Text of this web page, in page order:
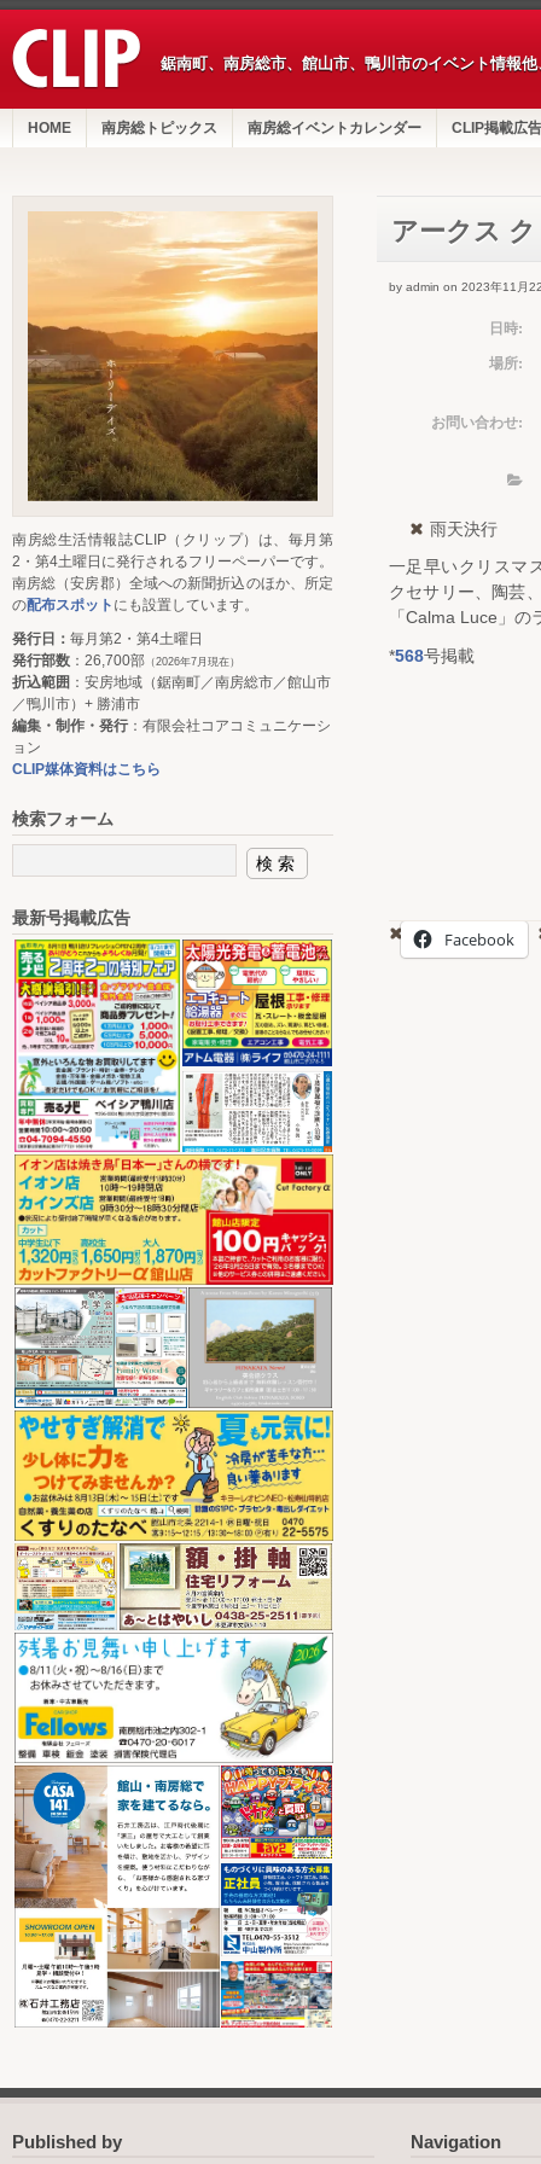
鋸南町、南房総市、館山市、鴨川市のイベント情報
HOME 南房総トピックス 南房総イベントカレンダー CLIP掲載広告
アークス
by admin on 2023年11月
日時:
場所:
お問い合わせ:
雨天決行
一足早いクリスマ
クセサリー、陶芸
「Calma Luce」
*568号掲載
Facebook
南房総生活情報誌CLIP（クリップ）は、毎月第
2・第4土曜日に発行されるフリーペーパーです。
南房総（安房郡）全域への新聞折込のほか、所定
の配布スポット にも設置しています。
発行日： 毎月第2・第4土曜日
発行部数 ：26,700部 （2026年7月現在）
折込範囲 ：安房地域（鋸南町／南房総市／館山市
／鴨川市）+ 勝浦市
編集・制作・発行：有限会社コアコミュニケーシ
ョン
CLIP媒体資料はこちら
検索フォーム
最新号掲載広告
Published by Navigation